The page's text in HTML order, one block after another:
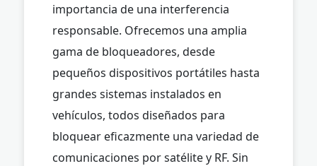
importancia de una interferencia
responsable. Ofrecemos una amplia
gama de bloqueadores, desde
pequeños dispositivos portátiles hasta
grandes sistemas instalados en
vehículos, todos diseñados para
bloquear eficazmente una variedad de
comunicaciones por satélite y RF. Sin